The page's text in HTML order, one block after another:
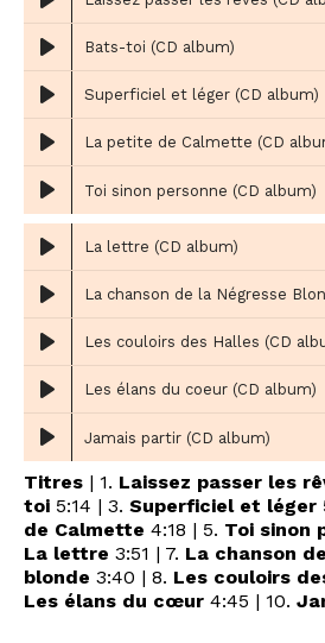
Bats-toi (CD album)
Superficiel et léger (CD album)
La petite de Calmette (CD
Toi sinon personne (CD album)
La lettre (CD album)
Les couloirs des Halles (CD
Les élans du coeur (CD album)
Jamais partir (CD album)
Titres | 1. Laissez passer les
toi 5:14 | 3. Superficiel et léger
de Calmette 4:18 | 5. Toi sinon
La lettre 3:51 | 7. La chanson
blonde 3:40 | 8. Les couloirs
Les élans du cœur 4:45 | 10.